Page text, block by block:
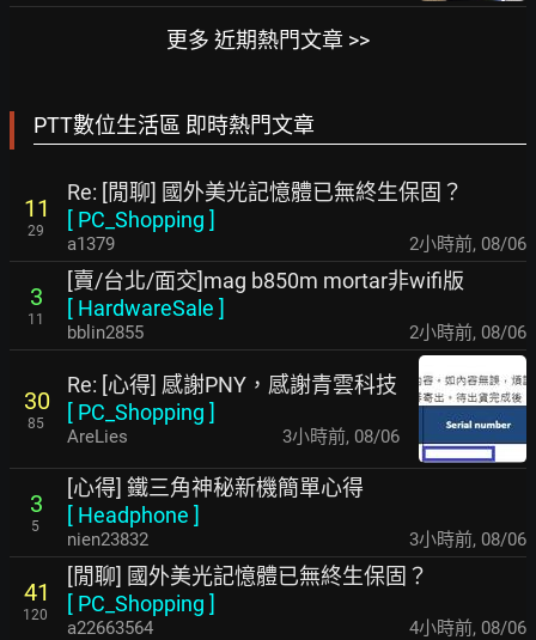
更多 近期熱門文章 >>
PTT數位生活區 即時熱門文章
11
29
Re: [閒聊] 國外美光記憶體已無終生保固？
[ PC_Shopping ]
a1379 2小時前, 08/06
3
11
[賣/台北/面交]mag b850m mortar非wifi版
[ HardwareSale ]
bblin2855 2小時前, 08/06
30
85
Re: [心得] 感謝PNY，感謝青雲科技
[ PC_Shopping ]
AreLies 3小時前, 08/06
3
5
[心得] 鐵三角神秘新機簡單心得
[ Headphone ]
nien23832 3小時前, 08/06
41
120
[閒聊] 國外美光記憶體已無終生保固？
[ PC_Shopping ]
a22663564 4小時前, 08/06